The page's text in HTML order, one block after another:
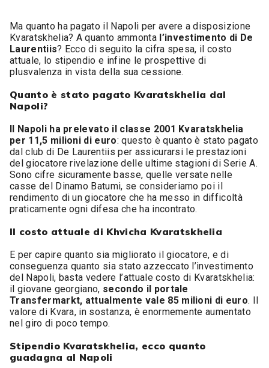
Ma quanto ha pagato il Napoli per avere a disposizione
Kvaratskhelia? A quanto ammonta l’investimento di De
Laurentiis? Ecco di seguito la cifra spesa, il costo
attuale, lo stipendio e infine le prospettive di
plusvalenza in vista della sua cessione.
Quanto è stato pagato Kvaratskhelia dal
Napoli?
Il Napoli ha prelevato il classe 2001 Kvaratskhelia
per 11,5 milioni di euro: questo è quanto è stato pagato
dal club di De Laurentiis per assicurarsi le prestazioni
del giocatore rivelazione delle ultime stagioni di Serie A.
Sono cifre sicuramente basse, quelle versate nelle
casse del Dinamo Batumi, se consideriamo poi il
rendimento di un giocatore che ha messo in difficoltà
praticamente ogni difesa che ha incontrato.
Il costo attuale di Khvicha Kvaratskhelia
E per capire quanto sia migliorato il giocatore, e di
conseguenza quanto sia stato azzeccato l’investimento
del Napoli, basta vedere l’attuale costo di Kvaratskhelia:
il giovane georgiano, secondo il portale
Transfermarkt, attualmente vale 85 milioni di euro. Il
valore di Kvara, in sostanza, è enormemente aumentato
nel giro di poco tempo.
Stipendio Kvaratskhelia, ecco quanto
guadagna al Napoli